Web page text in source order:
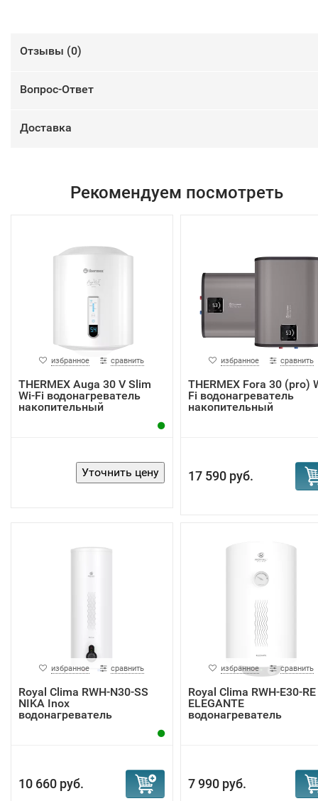
Отзывы (0)
Вопрос-Ответ
Доставка
Рекомендуем посмотреть
избранное сравнить
THERMEX Auga 30 V Slim
Wi-Fi водонагреватель
накопительный
избранное сравнить
THERMEX Fora 30 (pro)
Fi водонагреватель
накопительный
17 590 руб.
избранное сравнить
Royal Clima RWH-N30-SS
NIKA Inox
водонагреватель
10 660 руб.
избранное сравнить
Royal Clima RWH-E30-RE
ELEGANTE
водонагреватель
7 990 руб.